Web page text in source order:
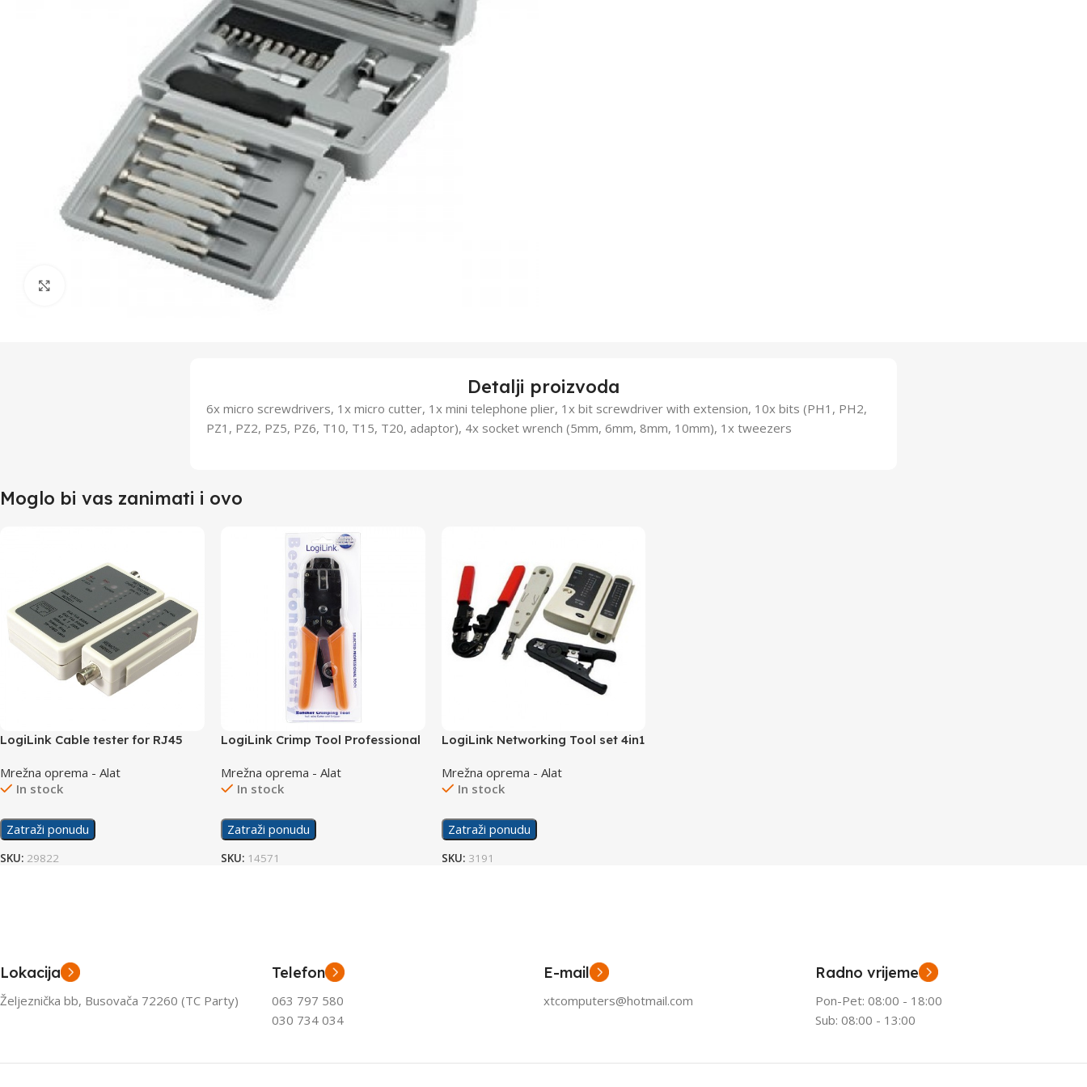
Detalji proizvoda
6x micro screwdrivers, 1x micro cutter, 1x mini telephone plier, 1x bit screwdriver with extension, 10x bits (PH1, PH2,
PZ1, PZ2, PZ5, PZ6, T10, T15, T20, adaptor), 4x socket wrench (5mm, 6mm, 8mm, 10mm), 1x tweezers
Moglo bi vas zanimati i ovo
LogiLink Cable tester for RJ45
Mrežna oprema - Alat
In stock
Zatraži ponudu
SKU: 29822
LogiLink Crimp Tool Professional
Mrežna oprema - Alat
In stock
Zatraži ponudu
SKU: 14571
LogiLink Networking Tool set 4in1
Mrežna oprema - Alat
In stock
Zatraži ponudu
SKU: 3191
Lokacija
Željeznička bb, Busovača 72260 (TC Party)
Telefon
063 797 580
030 734 034
E-mail
xtcomputers@hotmail.com
Radno vrijeme
Pon-Pet: 08:00 - 18:00
Sub: 08:00 - 13:00